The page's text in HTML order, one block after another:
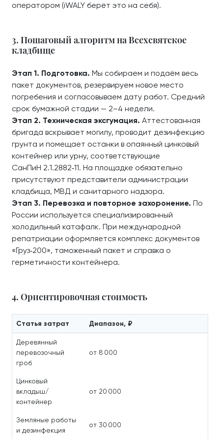
оператором (iWALY берёт это на себя).
3. Пошаговый алгоритм на Всехсвятское
кладбище
Этап 1. Подготовка. Мы собираем и подаём весь
пакет документов, резервируем новое место
погребения и согласовываем дату работ. Средний
срок бумажной стадии — 2–4 недели.
Этап 2. Техническая эксгумация. Аттестованная
бригада вскрывает могилу, проводит дезинфекцию
грунта и помещает останки в опаянный цинковый
контейнер или урну, соответствующие
СанПиН 2.1.2882‑11. На площадке обязательно
присутствуют представители администрации
кладбища, МВД и санитарного надзора.
Этап 3. Перевозка и повторное захоронение. По
России используется специализированный
холодильный катафалк. При международной
репатриации оформляется комплекс документов
«Груз‑200», таможенный пакет и справка о
герметичности контейнера.
4. Ориентировочная стоимость
Статья затрат Диапазон, ₽
Деревянный
перевозочный
гроб
от 8 000
Цинковый
вкладыш/
контейнер
от 20 000
Земляные работы
и дезинфекция
от 30 000